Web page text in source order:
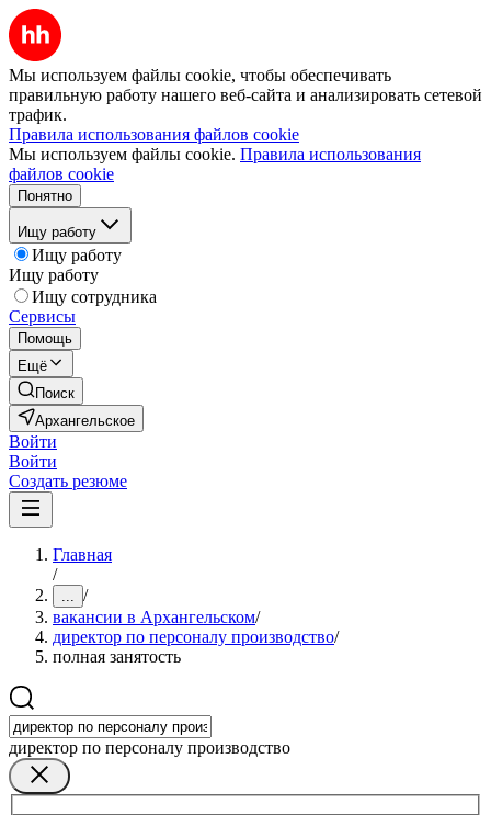
Мы используем файлы cookie, чтобы обеспечивать
правильную работу нашего веб-сайта и анализировать сетевой
трафик.
Правила использования файлов cookie
Мы используем файлы cookie. Правила использования
файлов cookie
Понятно
Ищу работу
Ищу работу
Ищу работу
Ищу сотрудника
Сервисы
Помощь
Ещё
Поиск
Архангельское
Войти
Войти
Создать резюме
Главная
/
... /
вакансии в Архангельском/
директор по персоналу производство/
полная занятость
директор по персоналу производство